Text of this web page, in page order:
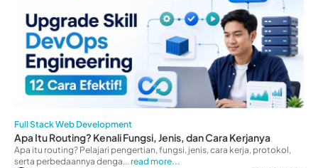
Full Stack Web Development
Apa Itu Routing? Kenali Fungsi, Jenis, dan Cara Kerjanya
Apa itu routing? Pelajari pengertian, fungsi, jenis, cara kerja, protokol,
serta perbedaannya denga...read more...